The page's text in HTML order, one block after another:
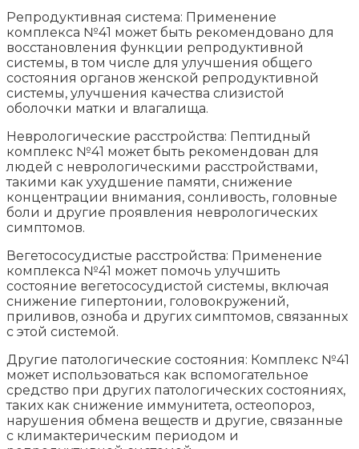
Репродуктивная система: Применение
комплекса №41 может быть рекомендовано для
восстановления функции репродуктивной
системы, в том числе для улучшения общего
состояния органов женской репродуктивной
системы, улучшения качества слизистой
оболочки матки и влагалища.
Неврологические расстройства: Пептидный
комплекс №41 может быть рекомендован для
людей с неврологическими расстройствами,
такими как ухудшение памяти, снижение
концентрации внимания, сонливость, головные
боли и другие проявления неврологических
симптомов.
Вегетососудистые расстройства: Применение
комплекса №41 может помочь улучшить
состояние вегетососудистой системы, включая
снижение гипертонии, головокружений,
приливов, озноба и других симптомов, связанных
с этой системой.
Другие патологические состояния: Комплекс №41
может использоваться как вспомогательное
средство при других патологических состояниях,
таких как снижение иммунитета, остеопороз,
нарушения обмена веществ и другие, связанные
с климактерическим периодом и